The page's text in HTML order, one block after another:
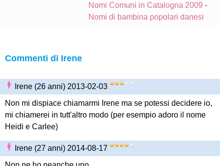
Nomi Comuni in Catalogna 2009 -
Nomi di bambina popolari danesi
Commenti di Irene
Irene (26 anni) 2013-02-03
Non mi dispiace chiamarmi Irene ma se potessi decidere io,
mi chiamerei in tutt'altro modo (per esempio adoro il nome
Heidi e Carlee)
Irene (27 anni) 2014-08-17